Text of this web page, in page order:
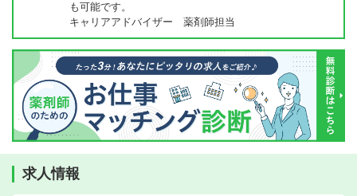
も可能です。
キャリアアドバイザー 薬剤師担当
求人情報